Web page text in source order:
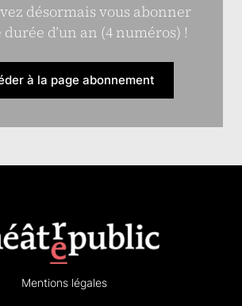
désormais vous abonner
d’un an (4 numéros) !
à la page abonnement
Mentions légales